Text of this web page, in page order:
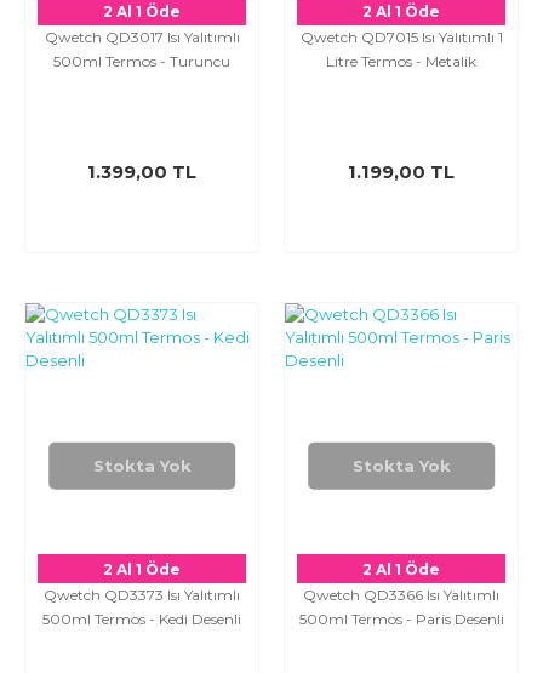
2 Al 1 Öde
Qwetch QD3017 Isı Yalıtımlı
500ml Termos - Turuncu
1.399,00 TL
2 Al 1 Öde
Qwetch QD7015 Isı Yalıtımlı 1
Litre Termos - Metalik
1.199,00 TL
Stokta Yok
2 Al 1 Öde
Qwetch QD3373 Isı Yalıtımlı
500ml Termos - Kedi Desenli
Stokta Yok
2 Al 1 Öde
Qwetch QD3366 Isı Yalıtımlı
500ml Termos - Paris Desenli